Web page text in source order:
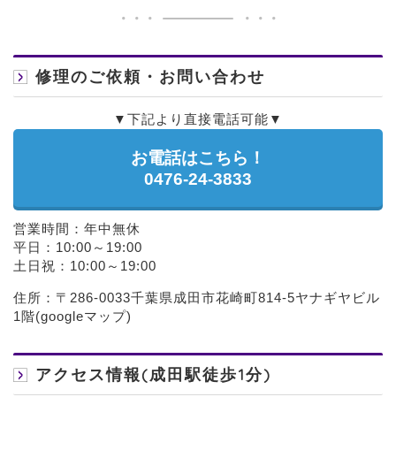
修理のご依頼・お問い合わせ
▼下記より直接電話可能▼
お電話はこちら！
0476-24-3833
営業時間：年中無休
平日：10:00～19:00
土日祝：10:00～19:00
住所：〒286-0033千葉県成田市花崎町814-5ヤナギヤビル
1階(googleマップ)
アクセス情報(成田駅徒歩1分)